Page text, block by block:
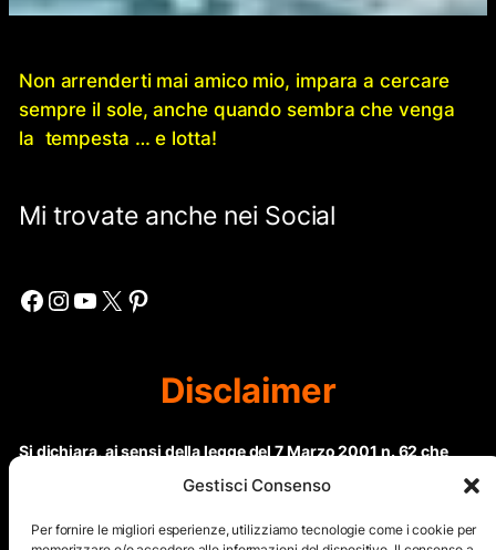
Gestisci Consenso
Per fornire le migliori esperienze, utilizziamo tecnologie come i cookie per
Non arrenderti mai amico mio, impara a cercare
sempre il sole, anche quando sembra che venga
la tempesta … e lotta!
Mi trovate anche nei Social
Facebook Instagram YouTube X Pinterest
Disclaimer
Si dichiara, ai sensi della legge del 7 Marzo 2001 n. 62 che
questo sito non rientra nella categoria di “Informazione
regolari. Le immagini dei collaboratori detentori del